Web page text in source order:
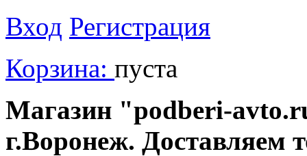
Вход Регистрация
Корзина: пуста
Магазин "podberi-
г.Воронеж. Доставляем